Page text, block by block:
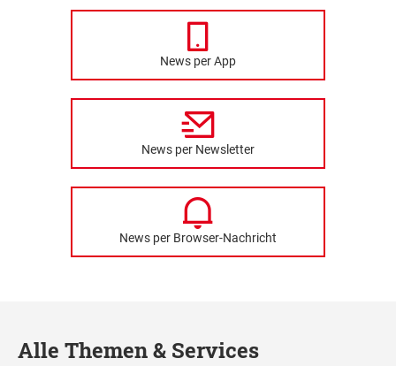
News per App
News per Newsletter
News per Browser-Nachricht
Alle Themen & Services